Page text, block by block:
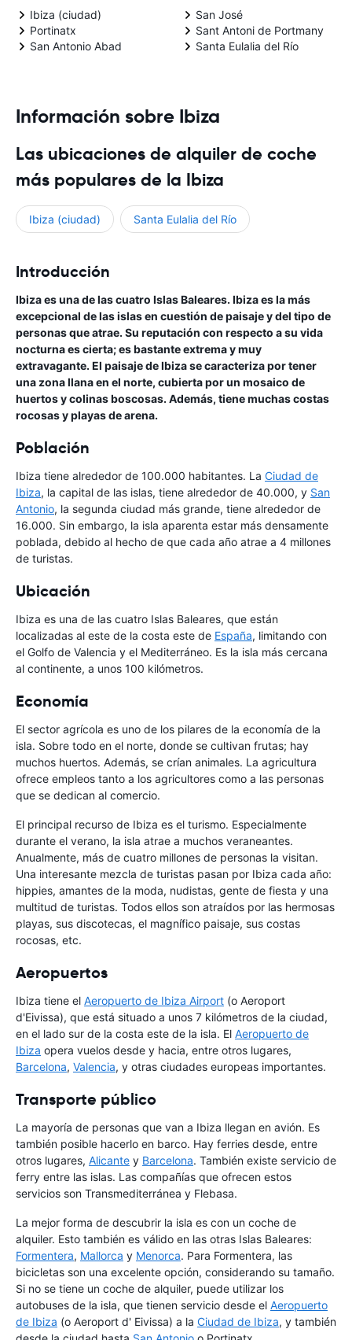
Ibiza (ciudad)
Portinatx
San Antonio Abad
San José
Sant Antoni de Portmany
Santa Eulalia del Río
Información sobre Ibiza
Las ubicaciones de alquiler de coche
más populares de la Ibiza
Ibiza (ciudad) Santa Eulalia del Río
Introducción
Ibiza es una de las cuatro Islas Baleares. Ibiza es la más
excepcional de las islas en cuestión de paisaje y del tipo de
personas que atrae. Su reputación con respecto a su vida
nocturna es cierta; es bastante extrema y muy
extravagante. El paisaje de Ibiza se caracteriza por tener
una zona llana en el norte, cubierta por un mosaico de
huertos y colinas boscosas. Además, tiene muchas costas
rocosas y playas de arena.
Población
Ibiza tiene alrededor de 100.000 habitantes. La Ciudad de
Ibiza, la capital de las islas, tiene alrededor de 40.000, y San
Antonio, la segunda ciudad más grande, tiene alrededor de
16.000. Sin embargo, la isla aparenta estar más densamente
poblada, debido al hecho de que cada año atrae a 4 millones
de turistas.
Ubicación
Ibiza es una de las cuatro Islas Baleares, que están
localizadas al este de la costa este de España, limitando con
el Golfo de Valencia y el Mediterráneo. Es la isla más cercana
al continente, a unos 100 kilómetros.
Economía
El sector agrícola es uno de los pilares de la economía de la
isla. Sobre todo en el norte, donde se cultivan frutas; hay
muchos huertos. Además, se crían animales. La agricultura
ofrece empleos tanto a los agricultores como a las personas
que se dedican al comercio.
El principal recurso de Ibiza es el turismo. Especialmente
durante el verano, la isla atrae a muchos veraneantes.
Anualmente, más de cuatro millones de personas la visitan.
Una interesante mezcla de turistas pasan por Ibiza cada año:
hippies, amantes de la moda, nudistas, gente de fiesta y una
multitud de turistas. Todos ellos son atraídos por las hermosas
playas, sus discotecas, el magnífico paisaje, sus costas
rocosas, etc.
Aeropuertos
Ibiza tiene el Aeropuerto de Ibiza Airport (o Aeroport
d'Eivissa), que está situado a unos 7 kilómetros de la ciudad,
en el lado sur de la costa este de la isla. El Aeropuerto de
Ibiza opera vuelos desde y hacia, entre otros lugares,
Barcelona, Valencia, y otras ciudades europeas importantes.
Transporte público
La mayoría de personas que van a Ibiza llegan en avión. Es
también posible hacerlo en barco. Hay ferries desde, entre
otros lugares, Alicante y Barcelona. También existe servicio de
ferry entre las islas. Las compañías que ofrecen estos
servicios son Transmediterránea y Flebasa.
La mejor forma de descubrir la isla es con un coche de
alquiler. Esto también es válido en las otras Islas Baleares:
Formentera, Mallorca y Menorca. Para Formentera, las
bicicletas son una excelente opción, considerando su tamaño.
Si no se tiene un coche de alquiler, puede utilizar los
autobuses de la isla, que tienen servicio desde el Aeropuerto
de Ibiza (o Aeroport d' Eivissa) a la Ciudad de Ibiza, y también